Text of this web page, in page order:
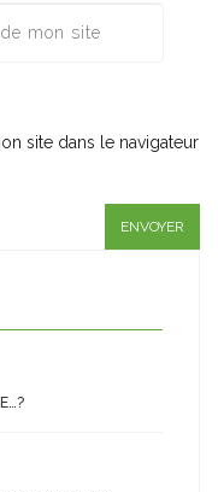
site dans le navigateur